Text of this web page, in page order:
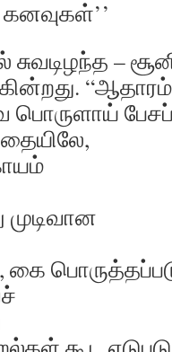
சுவடிழந்த –
பொருளாய்